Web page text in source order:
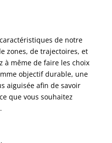
de notre
zones, de trajectoires, et
à même de faire les choix
objectif durable, une
aiguisée afin de savoir
que vous souhaitez